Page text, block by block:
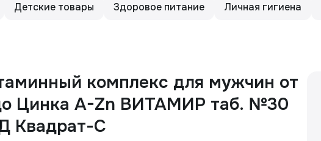
Детские товары Здоровое питание Личная гигиена
комплекс для мужчин от
Цинка A-Zn ВИТАМИР таб. №30
Квадрат-С